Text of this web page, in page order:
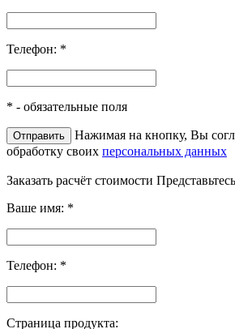
Телефон: *
* - обязательные поля
Нажимая на кнопку, Вы
обработку своих персональных данных
Заказать расчёт стоимости
Ваше имя: *
Телефон: *
Страница продукта: